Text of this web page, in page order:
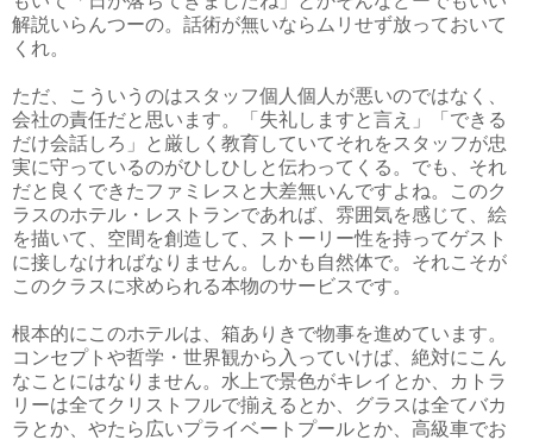
解説いらんつーの。話術が無いならムリせず放っておいて
くれ。
ただ、こういうのはスタッフ個人個人が悪いのではなく、
会社の責任だと思います。「失礼しますと言え」「できる
だけ会話しろ」と厳しく教育していてそれをスタッフが忠
実に守っているのがひしひしと伝わってくる。でも、それ
だと良くできたファミレスと大差無いんですよね。このク
ラスのホテル・レストランであれば、雰囲気を感じて、絵
を描いて、空間を創造して、ストーリー性を持ってゲスト
に接しなければなりません。しかも自然体で。それこそが
このクラスに求められる本物のサービスです。
根本的にこのホテルは、箱ありきで物事を進めています。
コンセプトや哲学・世界観から入っていけば、絶対にこん
なことにはなりません。水上で景色がキレイとか、カトラ
リーは全てクリストフルで揃えるとか、グラスは全てバカ
ラとか、やたら広いプライベートプールとか、高級車でお